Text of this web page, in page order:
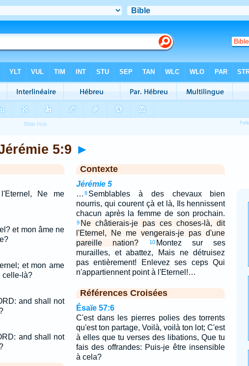
5:9 ►
Ne me
et mon âme ne
et mon ame
celle-là?
and shall not
and shall not
Contexte
Jérémie 5
… 8 Semblables à des chevaux bien
nourris, qui courent çà et là, Ils hennissent
chacun après la femme de son prochain.
9 Ne châtierais-je pas ces choses-là, dit
l'Eternel, Ne me vengerais-je pas d'une
pareille nation?
10 Montez sur ses
murailles, et abattez, Mais ne détruisez
pas entièrement! Enlevez ses ceps Qui
n'appartiennent point à l'Eternel!…
Références Croisées
Ésaïe 57:6
C'est dans les pierres polies des torrents
qu'est ton partage, Voilà, voilà ton lot; C'est
à elles que tu verses des libations, Que tu
fais des offrandes: Puis-je être insensible
à cela?